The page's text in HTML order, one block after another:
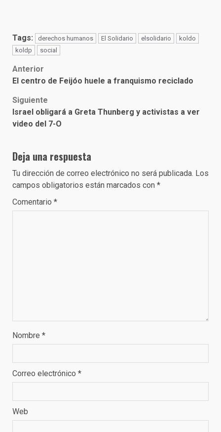
Tags: derechos humanos El Solidario elsolidario
koldo
koldp
social
Post
navigation
Anterior
El centro de Feijóo huele a franquismo reciclado
Siguiente
Israel obligará a Greta Thunberg y activistas a ver
video del 7-O
Deja una respuesta
Tu dirección de correo electrónico no será publicada. Los
campos obligatorios están marcados con *
Comentario *
Nombre *
Correo electrónico *
Web